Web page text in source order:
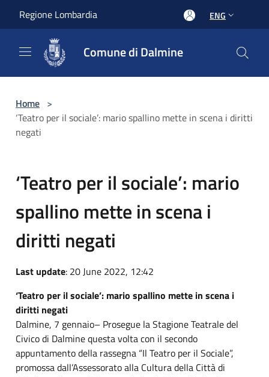
Regione Lombardia ENG
Comune di Dalmine
Home >
‘Teatro per il sociale’: mario spallino mette in scena i diritti
negati
‘Teatro per il sociale’: mario
spallino mette in scena i
diritti negati
Last update: 20 June 2022, 12:42
‘Teatro per il sociale’: mario spallino mette in scena i
diritti negati
Dalmine, 7 gennaio– Prosegue la Stagione Teatrale del
Civico di Dalmine questa volta con il secondo
appuntamento della rassegna “Il Teatro per il Sociale”,
promossa dall’Assessorato alla Cultura della Città di